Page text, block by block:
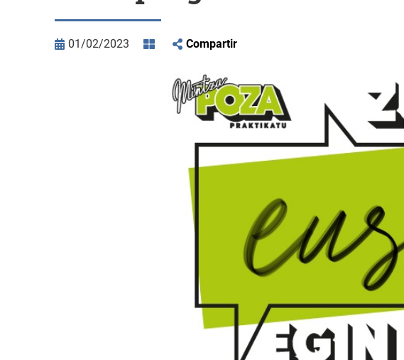
01/02/2023 Compartir